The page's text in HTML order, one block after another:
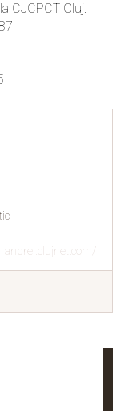
CJCPCT Cluj:
andrei.clujnet.com/